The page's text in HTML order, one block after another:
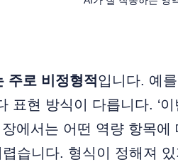
주로 비정형적입니다. 예
표현 방식이 다릅니다. ‘
에서는 어떤 역량 항목
습니다. 형식이 정해져